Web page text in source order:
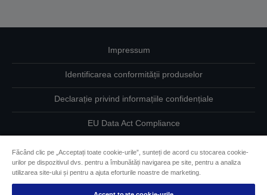
Impressum
Identificarea conformității produselor
Declarație privind informațiile confidențiale
EU Data Act Compliance
Contactaţi-ne în legătură cu datele dumneavoastră
Informaţii despre modulele cookie
Făcând clic pe „Acceptați toate cookie-urile”, sunteți de acord cu stocarea cookie-
urilor pe dispozitivul dvs. pentru a îmbunătăți navigarea pe site, pentru a analiza
utilizarea site-ului și pentru a ajuta eforturile noastre de marketing.